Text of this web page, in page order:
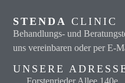
STENDA CLINIC
Behandlungs- und
uns vereinbaren oder per E-
UNSERE